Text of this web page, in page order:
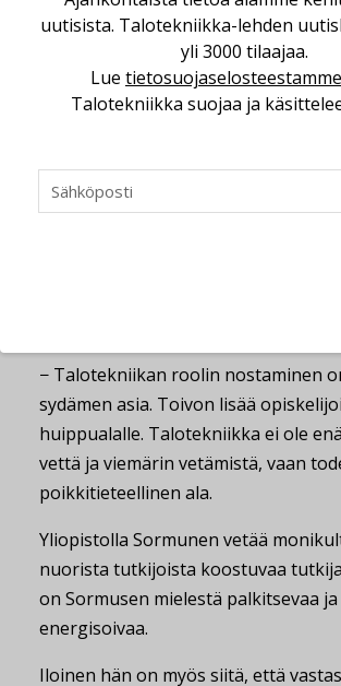
lämpöpumppu- ja kylmätekniikkaa
missään. Lämpöpumppu- ja
alkaa myös olla paljon eläköityvää
huutava pula osaajista.
Sormuselle oman uran edistäminen
− Talotekniikan roolin nostaminen
sydämen asia. Toivon lisää
huippualalle. Talotekniikka ei ole
vettä ja viemärin vetämistä, vaan
poikkitieteellinen ala.
Yliopistolla Sormunen vetää
nuorista tutkijoista koostuvaa
on Sormusen mielestä palkitsevaa ja
energisoivaa.
Iloinen hän on myös siitä, että
uutisista. Talotekniikka-lehden
yli 3000 tilaajaa.
Lue tietosuojaselosteestamme
Talotekniikka suojaa ja